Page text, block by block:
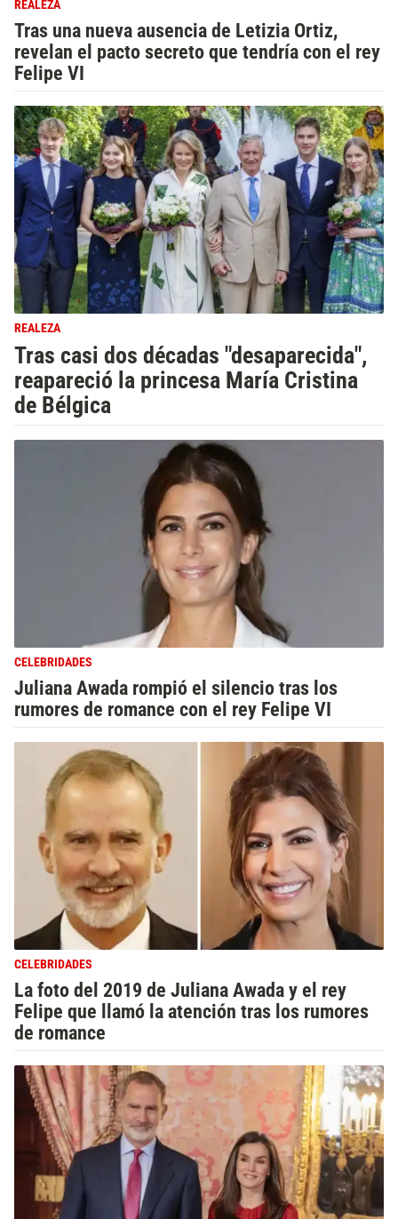
REALEZA
Tras una nueva ausencia de Letizia Ortiz,
revelan el pacto secreto que tendría con el rey
Felipe VI
REALEZA
Tras casi dos décadas "desaparecida",
reapareció la princesa María Cristina
de Bélgica
CELEBRIDADES
Juliana Awada rompió el silencio tras los
rumores de romance con el rey Felipe VI
CELEBRIDADES
La foto del 2019 de Juliana Awada y el rey
Felipe que llamó la atención tras los rumores
de romance